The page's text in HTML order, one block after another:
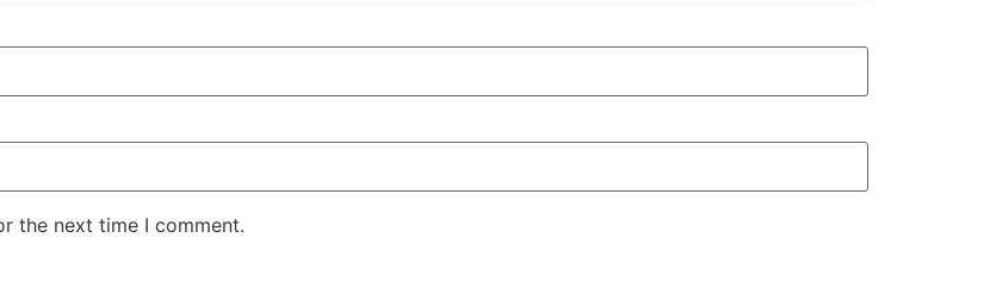
the next time I comment.